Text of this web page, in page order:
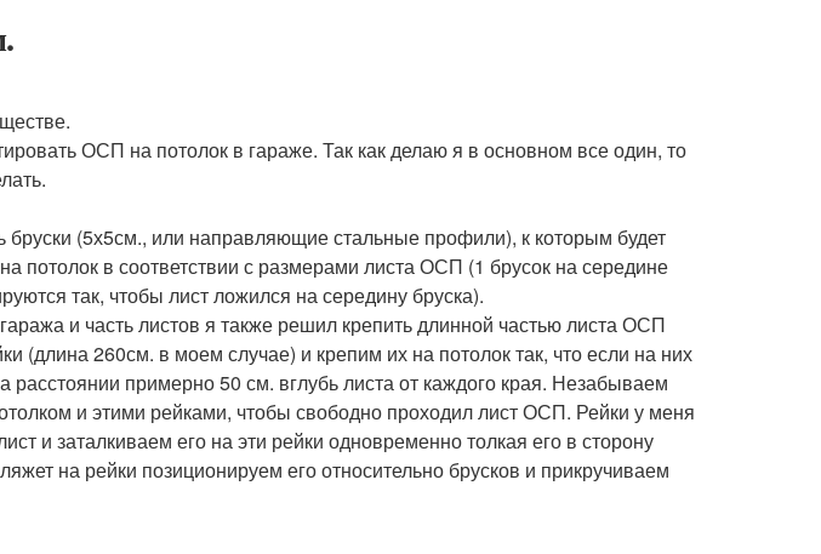
ОСП на потолок в гараже. Так как делаю я в основном все один, то
бруски (5х5см., или направляющие стальные профили), к которым будет
потолок в соответствии с размерами листа ОСП (1 брусок на середине
так, чтобы лист ложился на середину бруска).
и часть листов я также решил крепить длинной частью листа ОСП
(длина 260см. в моем случае) и крепим их на потолок так, что если на них
расстоянии примерно 50 см. вглубь листа от каждого края. Незабываем
и этими рейками, чтобы свободно проходил лист ОСП. Рейки у меня
и заталкиваем его на эти рейки одновременно толкая его в сторону
на рейки позиционируем его относительно брусков и прикручиваем